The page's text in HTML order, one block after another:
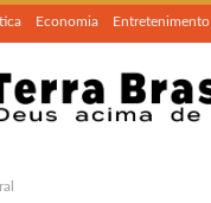
Economia Entretenimento